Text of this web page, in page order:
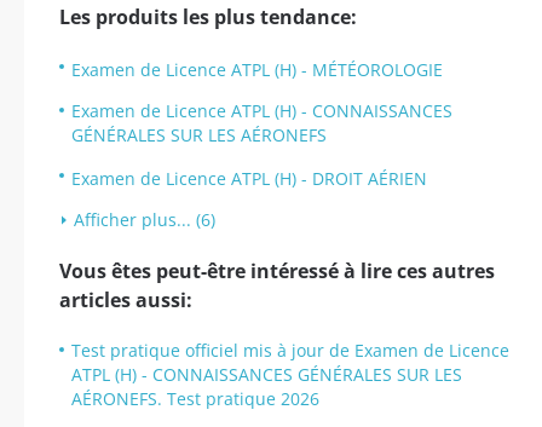
Les produits les plus tendance:
Examen de Licence ATPL (H) - MÉTÉOROLOGIE
Examen de Licence ATPL (H) - CONNAISSANCES
GÉNÉRALES SUR LES AÉRONEFS
Examen de Licence ATPL (H) - DROIT AÉRIEN
Afficher plus... (6)
Vous êtes peut-être intéressé à lire ces autres
articles aussi:
Test pratique officiel mis à jour de Examen de Licence
ATPL (H) - CONNAISSANCES GÉNÉRALES SUR LES
AÉRONEFS. Test pratique 2026